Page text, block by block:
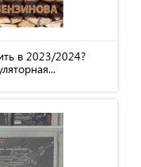
в 2023/2024?